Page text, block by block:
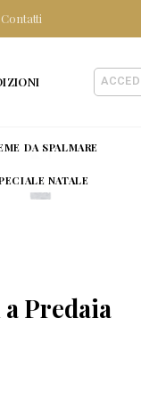
Contatti
DA SPALMARE
NATALE
Predaia